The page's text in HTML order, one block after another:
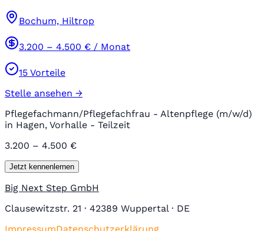
Bochum, Hiltrop
3.200 – 4.500 € / Monat
15 Vorteile
Stelle ansehen →
Pflegefachmann/Pflegefachfrau - Altenpflege (m/w/d)
in Hagen, Vorhalle - Teilzeit
3.200 – 4.500 €
Jetzt kennenlernen
Big Next Step GmbH
Clausewitzstr. 21 · 42389 Wuppertal · DE